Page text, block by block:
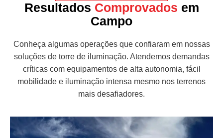
Resultados Comprovados em
Campo
Conheça algumas operações que confiaram em nossas
soluções de torre de iluminação. Atendemos demandas
críticas com equipamentos de alta autonomia, fácil
mobilidade e iluminação intensa mesmo nos terrenos
mais desafiadores.